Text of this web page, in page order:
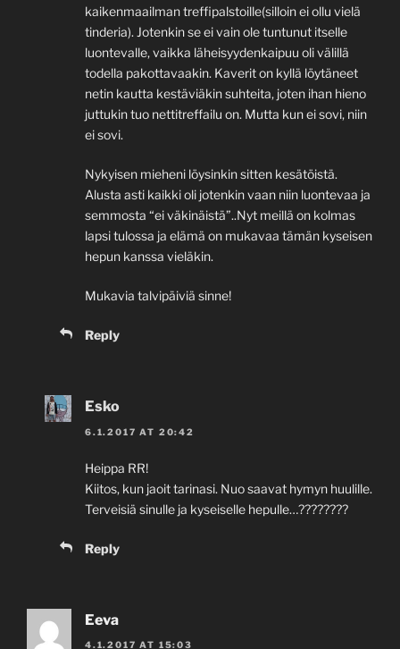
kaikenmaailman treffipalstoille(silloin ei ollu vielä
tinderia). Jotenkin se ei vain ole tuntunut itselle
luontevalle, vaikka läheisyydenkaipuu oli välillä
todella pakottavaakin. Kaverit on kyllä löytäneet
netin kautta kestäviäkin suhteita, joten ihan hieno
juttukin tuo nettitreffailu on. Mutta kun ei sovi, niin
ei sovi.
Nykyisen mieheni löysinkin sitten kesätöistä.
Alusta asti kaikki oli jotenkin vaan niin luontevaa ja
semmosta “ei väkinäistä”..Nyt meillä on kolmas
lapsi tulossa ja elämä on mukavaa tämän kyseisen
hepun kanssa vieläkin.
Mukavia talvipäiviä sinne!
Reply
Esko
6.1.2017 AT 20:42
Heippa RR!
Kiitos, kun jaoit tarinasi. Nuo saavat hymyn huulille.
Terveisiä sinulle ja kyseiselle hepulle…????????
Reply
Eeva
4.1.2017 AT 15:03